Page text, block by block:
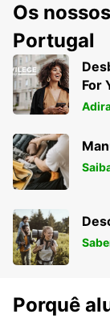
ZURICH
ZURICH -
Os
Portugal
For
Porquê